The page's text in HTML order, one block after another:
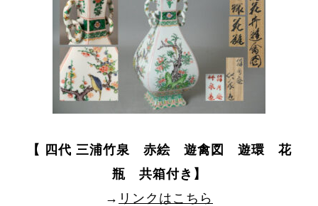
【 四代 三浦竹泉 赤絵 遊禽図 遊環 花
瓶 共箱付き】
→ リンクはこちら